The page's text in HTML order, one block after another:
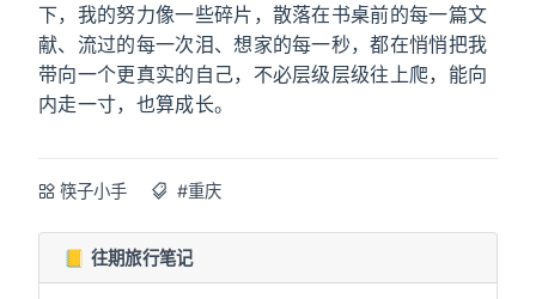
下，我的努力像一些碎片，散落在书桌前的每一篇文
献、流过的每一次泪、想家的每一秒，都在悄悄把我
带向一个更真实的自己，不必层级层级往上爬，能向
内走一寸，也算成长。
筷子小手 #重庆
📒 往期旅行笔记